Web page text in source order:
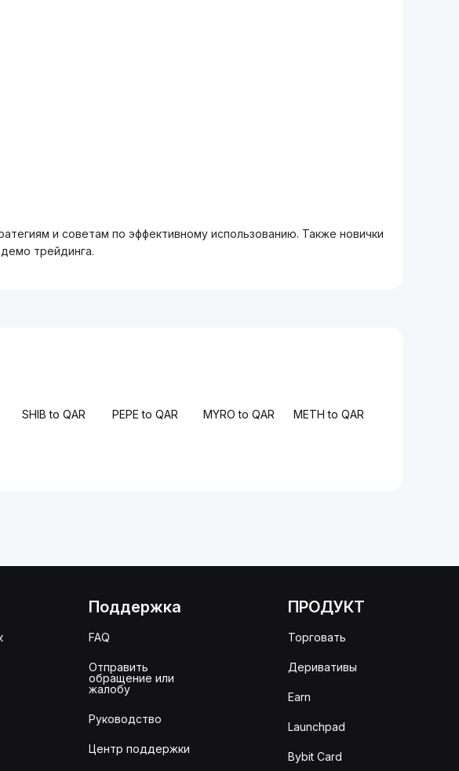
и советам по эффективному использованию. Также новички
трейдинга.
SHIB to QAR PEPE to QAR MYRO to QAR METH to QAR
Поддержка
FAQ
Отправить
обращение или
жалобу
Руководство
Центр поддержки
ПРОДУКТ
Торговать
Деривативы
Earn
Launchpad
Bybit Card